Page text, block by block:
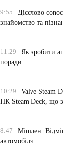
9:55
Дієслово
знайомство та
11:29
Як зробити
поради
10:29
Valve Steam
ПК Steam Deck, що
8:47
Мішлен:
автомобіля